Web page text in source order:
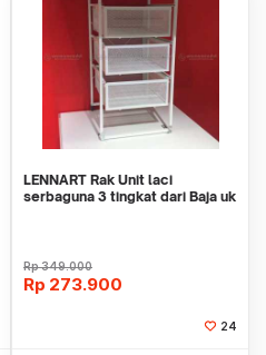
LENNART Rak Unit laci
serbaguna 3 tingkat dari Baja uk
Rp349.000
Rp 273.900
24